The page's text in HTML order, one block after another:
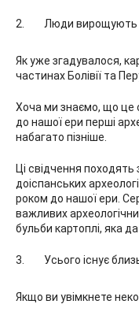
Люди вирощують
Як уже згадувалося,
частинах Болівії та
Хоча ми знаємо, що це
до нашої ери перші
набагато пізніше.
Ці свідчення
доіспанських
роком до нашої ери.
важливих
бульби картоплі, яка
Усього існує
Якщо ви увімкнете